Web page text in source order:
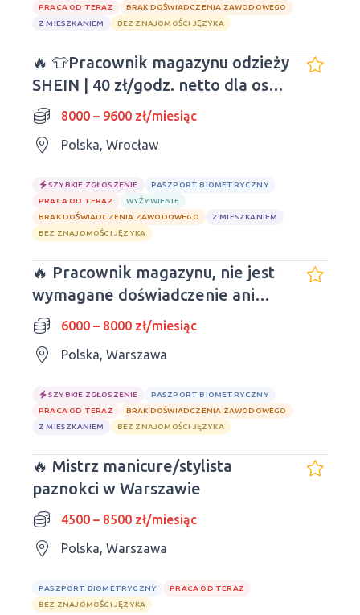
PRACA OD TERAZ
BRAK DOŚWIADCZENIA ZAWODOWEGO
Z MIESZKANIEM
BEZ ZNAJOMOŚCI JĘZYKA
🔥 👕Pracownik magazynu odzieży
SHEIN | 40 zł/godz. netto dla osób
młodych!8000 – 9600 zł/miesiąc
Polska, Wrocław
SZYBKIE ZGŁOSZENIE
PASZPORT BIOMETRYCZNY
PRACA OD TERAZ
WYŻYWIENIE
BRAK DOŚWIADCZENIA ZAWODOWEGO
Z MIESZKANIEM
BEZ ZNAJOMOŚCI JĘZYKA
🔥 Pracownik magazynu, nie jest
wymagane doświadczenie ani
znajomość języków obcych
6000 – 8000 zł/miesiąc
Polska, Warszawa
SZYBKIE ZGŁOSZENIE
PASZPORT BIOMETRYCZNY
PRACA OD TERAZ
BRAK DOŚWIADCZENIA ZAWODOWEGO
Z MIESZKANIEM
BEZ ZNAJOMOŚCI JĘZYKA
🔥 Mistrz manicure/stylista
paznokci w Warszawie
4500 – 8500 zł/miesiąc
Polska, Warszawa
PASZPORT BIOMETRYCZNY
PRACA OD TERAZ
BEZ ZNAJOMOŚCI JĘZYKA